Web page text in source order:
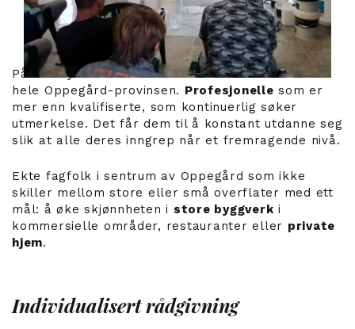
På Luxury Concrete har vi installatører i nesten
hele Oppegård-provinsen. Profesjonelle som er
mer enn kvalifiserte, som kontinuerlig søker
utmerkelse. Det får dem til å konstant utdanne seg
slik at alle deres inngrep når et fremragende nivå.
Ekte fagfolk i sentrum av Oppegård som ikke
skiller mellom store eller små overflater med ett
mål: å øke skjønnheten i store byggverki
kommersielle områder, restauranter eller private
hjem.
Individualisert rådgivning